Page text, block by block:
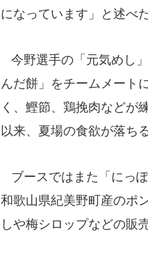
になっています」と述べた
今野選手の「元気めし
んだ餅」をチームメート
く、鰹節、鶏挽肉などが
以来、夏場の食欲が落ち
ブースではまた「にっ
和歌山県紀美野町産のポ
しや梅シロップなどの販